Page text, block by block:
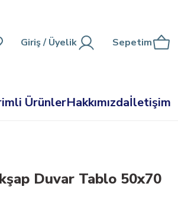
Giriş/ Üyelik Sepetim
ÜrünlerHakkımızdaİletişim
Duvar Tablo 50x70